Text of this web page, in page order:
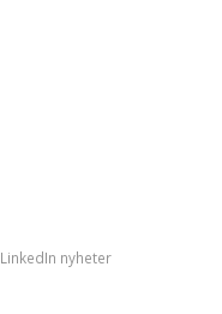
LinkedIn nyheter